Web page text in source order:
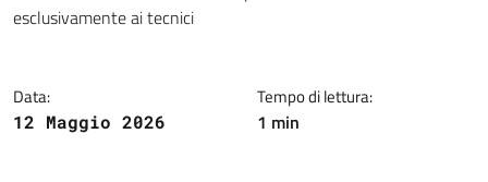
esclusivamente ai tecnici
Data:
12 Maggio 2026
Tempo di lettura:
1 min